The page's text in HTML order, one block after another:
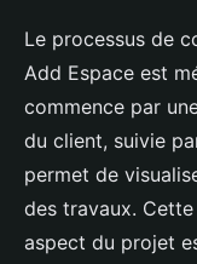
Le processus de
Add Espace est
commence par
du client, suivie
permet de
des travaux.
aspect du projet